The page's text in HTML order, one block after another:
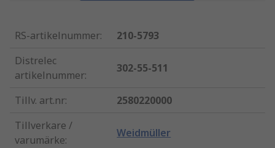
RS-artikelnummer:
210-5793
Distrelec
artikelnummer:
302-55-511
Tillv. art.nr:
2580220000
Tillverkare /
varumärke:
Weidmüller